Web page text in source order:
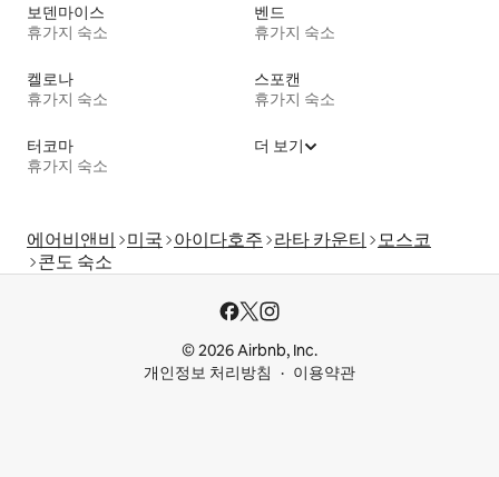
보덴마이스
휴가지 숙소
벤드
휴가지 숙소
켈로나
휴가지 숙소
스포캔
휴가지 숙소
터코마
휴가지 숙소
더 보기
에어비앤비 미국 아이다호주 라타 카운티
모스코
콘도 숙소
© 2026 Airbnb, Inc.
개인정보 처리방침
이용약관